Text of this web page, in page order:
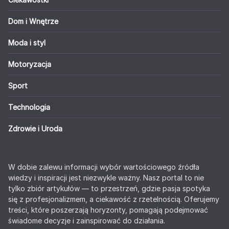
Dom i Wnętrze
Moda i styl
Motoryzacja
Sport
Technologia
Zdrowie i Uroda
W dobie zalewu informacji wybór wartościowego źródła
wiedzy i inspiracji jest niezwykle ważny. Nasz portal to nie
tylko zbiór artykułów — to przestrzeń, gdzie pasja spotyka
się z profesjonalizmem, a ciekawość z rzetelnością. Oferujemy
treści, które poszerzają horyzonty, pomagają podejmować
świadome decyzje i zainspirować do działania.